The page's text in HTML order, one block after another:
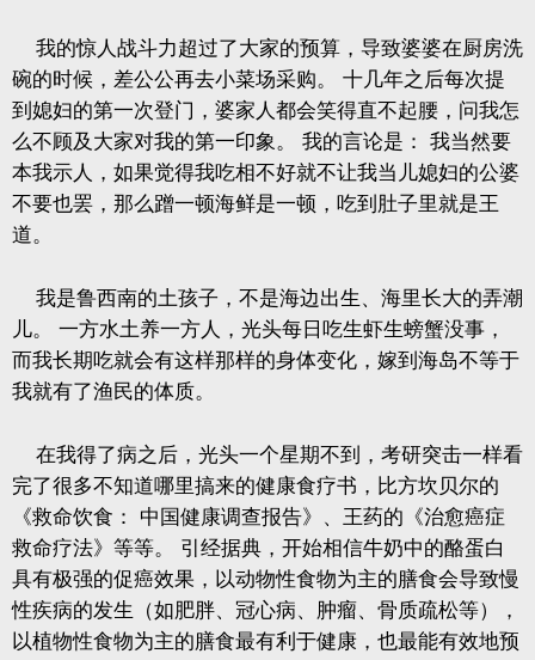
我的惊人战斗力超过了大家的预算，导致婆婆在厨房洗
碗的时候，差公公再去小菜场采购。
十几年之后每次提
到媳妇的第一次登门，婆家人都会笑得直不起腰，问我怎
么不顾及大家对我的第一印象。
我的言论是：
我当然要
本我示人，如果觉得我吃相不好就不让我当儿媳妇的公婆
不要也罢，那么蹭一顿海鲜是一顿，吃到肚子里就是王
道。
我是鲁西南的土孩子，不是海边出生、海里长大的弄潮
儿。
一方水土养一方人，光头每日吃生虾生螃蟹没事，
而我长期吃就会有这样那样的身体变化，嫁到海岛不等于
我就有了渔民的体质。
在我得了病之后，光头一个星期不到，考研突击一样看
完了很多不知道哪里搞来的健康食疗书，比方坎贝尔的
《救命饮食：
中国健康调查报告》、王药的《治愈癌症
救命疗法》等等。
引经据典，开始相信牛奶中的酪蛋白
具有极强的促癌效果，以动物性食物为主的膳食会导致慢
性疾病的发生（如肥胖、冠心病、肿瘤、骨质疏松等），
以植物性食物为主的膳食最有利于健康，也最能有效地预